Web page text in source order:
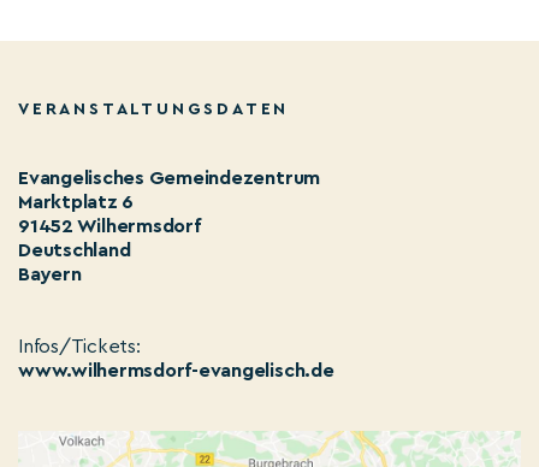
VERANSTALTUNGSDATEN
Evangelisches Gemeindezentrum
Marktplatz 6
91452 Wilhermsdorf
Deutschland
Bayern
Infos/Tickets:
www.wilhermsdorf-evangelisch.de